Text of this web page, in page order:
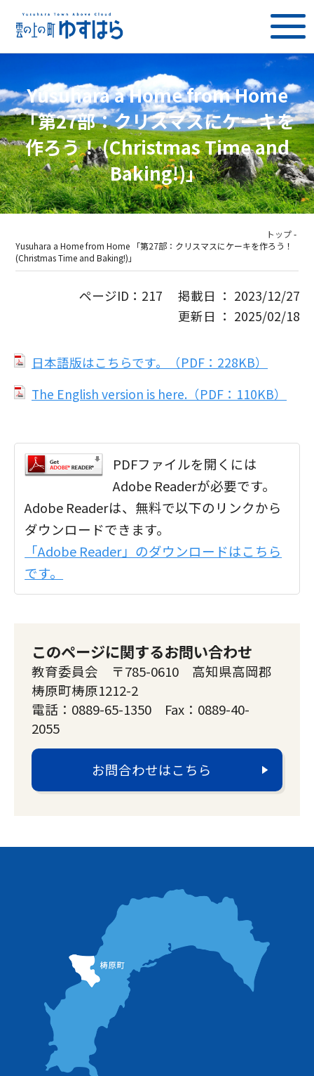
Yusuhara a Home from Home
「第27部：クリスマスにケーキを
作ろう！ (Christmas Time and
Baking!)」
トップ-
Yusuhara a Home from Home 「第27部：クリスマスにケーキを作ろう！
(Christmas Time and Baking!)」
ページID：217 掲載日 ： 2023/12/27
更新日 ： 2025/02/18
日本語版はこちらです。（PDF：228KB）
The English version is here.（PDF：110KB）
PDFファイルを開くには
Adobe Readerが必要です。
Adobe Readerは、無料で以下のリンクから
ダウンロードできます。
「Adobe Reader」のダウンロードはこちら
です。
このページに関するお問い合わせ
教育委員会 〒785-0610 高知県高岡郡
梼原町梼原1212-2
電話：0889-65-1350 Fax：0889-40-
2055
お問合わせはこちら